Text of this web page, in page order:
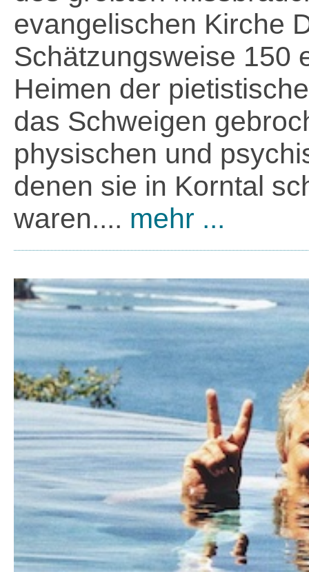
evangelischen Kirche
Schätzungsweise 150
Heimen der
das Schweigen
physischen und
denen sie in Korntal
waren.... mehr ...